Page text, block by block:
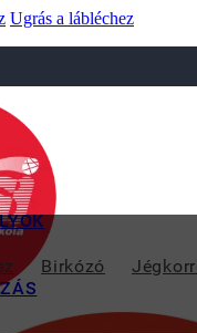
Ugrás a lábléchez
Birkózó